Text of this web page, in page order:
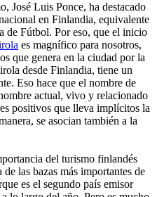
José Luis Ponce, ha destacado
en Finlandia, equivalente
de Fútbol. Por eso, que el inicio
es magnífico para nosotros,
que genera en la ciudad por la
desde Finlandia, tiene un
Eso hace que el nombre de
actual, vivo y relacionado
positivos que lleva implícitos la
se asocian también a la
del turismo finlandés
las bazas más importantes de
es el segundo país emisor